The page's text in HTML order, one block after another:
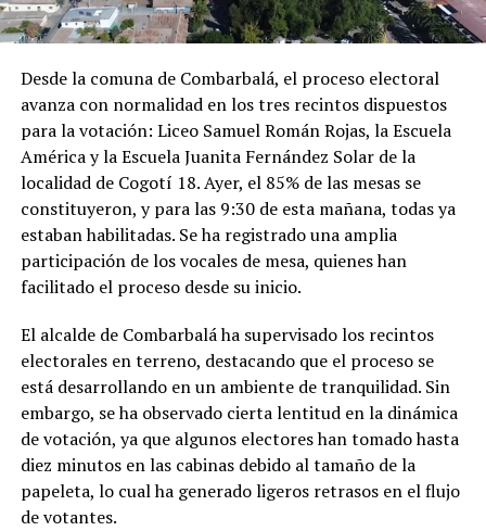
Desde la comuna de Combarbalá, el proceso electoral
avanza con normalidad en los tres recintos dispuestos
para la votación: Liceo Samuel Román Rojas, la Escuela
América y la Escuela Juanita Fernández Solar de la
localidad de Cogotí 18. Ayer, el 85% de las mesas se
constituyeron, y para las 9:30 de esta mañana, todas ya
estaban habilitadas. Se ha registrado una amplia
participación de los vocales de mesa, quienes han
facilitado el proceso desde su inicio.
El alcalde de Combarbalá ha supervisado los recintos
electorales en terreno, destacando que el proceso se
está desarrollando en un ambiente de tranquilidad. Sin
embargo, se ha observado cierta lentitud en la dinámica
de votación, ya que algunos electores han tomado hasta
diez minutos en las cabinas debido al tamaño de la
papeleta, lo cual ha generado ligeros retrasos en el flujo
de votantes.